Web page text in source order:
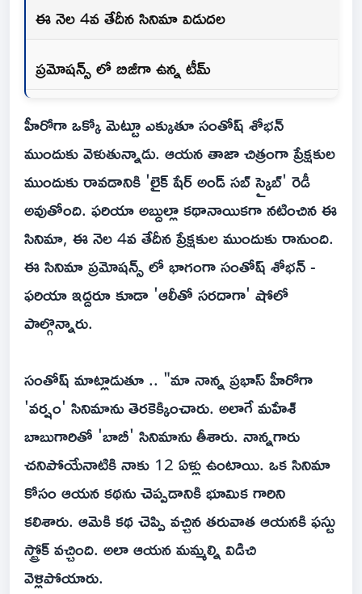
ఈ నెల 4వ తేదీన సినిమా విడుదల
ప్రమోషన్స్ లో బిజీగా ఉన్న టీమ్
హీరోగా ఒక్కో మెట్టూ ఎక్కుతూ సంతోష్ శోభన్
ముందుకు వెళుతున్నాడు. ఆయన తాజా చిత్రంగా ప్రేక్షకుల
ముందుకు రావడానికి 'లైక్ షేర్ అండ్ సబ్ స్క్రైబ్' రెడీ
అవుతోంది. ఫరియా అబ్దుల్లా కథానాయికగా నటించిన ఈ
సినిమా, ఈ నెల 4వ తేదీన ప్రేక్షకుల ముందుకు రానుంది.
ఈ సినిమా ప్రమోషన్స్ లో భాగంగా సంతోష్ శోభన్ -
ఫరియా ఇద్దరూ కూడా 'ఆలీతో సరదాగా' షోలో
పాల్గొన్నారు.
సంతోష్ మాట్లాడుతూ .. "మా నాన్న ప్రభాస్ హీరోగా
'వర్షం' సినిమాను తెరకెక్కించారు. అలాగే మహేశ్
బాబుగారితో 'బాబీ' సినిమాను తీశారు. నాన్నగారు
చనిపోయేనాటికి నాకు 12 ఏళ్లు ఉంటాయి. ఒక సినిమా
కోసం ఆయన కథను చెప్పడానికి భూమిక గారిని
కలిశారు. ఆమెకి కథ చెప్పి వచ్చిన తరువాత ఆయనకి ఫస్టు
స్ట్రోక్ వచ్చింది. అలా ఆయన మమ్మల్ని విడిచి
వెళ్లిపోయారు.